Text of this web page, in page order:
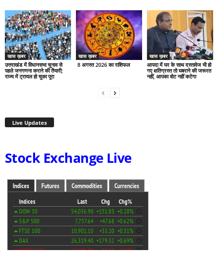
खास ख़बर
उत्तराखंड में विधानसभा चुनाव से
पहले जनगणना कराने की तैयारी;
राज्य में ट्रायल हो चुका पूरा
खास ख़बर
8 अगस्त 2026 का राशिफल
खास ख़बर
आपदा में घर के साथ दस्तावेज भी हो
गए क्षतिग्रस्त तो घबराने की जरूरत
नहीं, आपका वोट नहीं कटेगा
Live Updates
Stock Exchange Live